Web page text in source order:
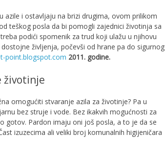
azile i ostavljaju na brizi drugima, ovom prilikom
teškog posla da bi pomogli zajednici životinja sa
podići spomenik za trud koji ulažu u njihovu
življenja, počevši od hrane pa do sigurnog
point.blogspot.com 2011. godine.
životinje
omogućiti stvaranje azila za životinje? Pa u
bez struje i vode. Bez ikakvih mogućnosti za
gotov. Pardon imaju oni još posla, a to je da se
izuzecima ali veliki broj komunalnih higijeničara